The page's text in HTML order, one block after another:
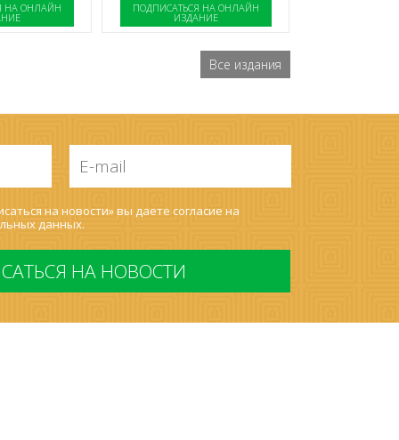
НА ОНЛАЙН ПОДПИСАТЬСЯ НА ОНЛАЙН
ИЗДАНИЕ
Все издания
mail
*
на новости» вы даете согласие на
данных.